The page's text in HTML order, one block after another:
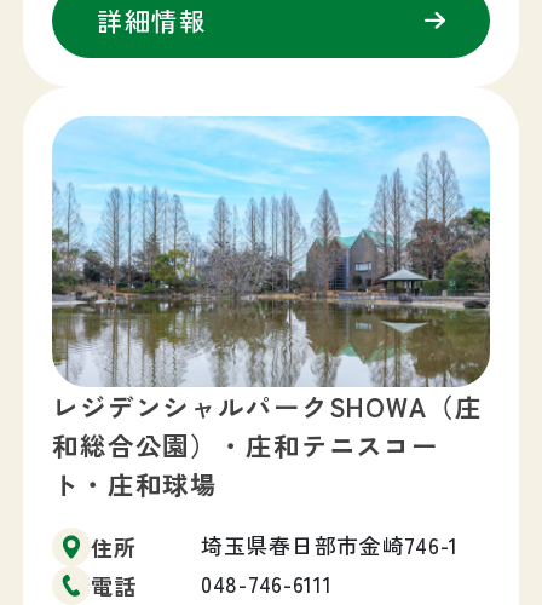
詳細情報
レジデンシャルパークSHOWA（庄
和総合公園）・庄和テニスコー
ト・庄和球場
住所
埼玉県春日部市金崎746-1
電話
048-746-6111